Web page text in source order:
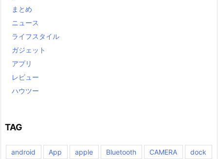
まとめ
ニュース
ライフスタイル
ガジェット
アプリ
レビュー
ハウツー
TAG
android App apple Bluetooth CAMERA
dock